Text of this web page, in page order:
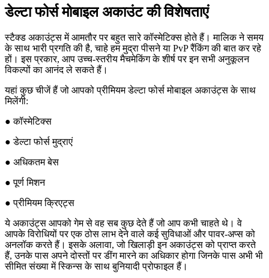
डेल्टा फोर्स मोबाइल अकाउंट की विशेषताएं
स्टैक्ड अकाउंट्स में आमतौर पर बहुत सारे कॉस्मेटिक्स होते हैं। मालिक ने समय
के साथ भारी प्रगति की है, चाहे हम मुद्रा पीसने या PvP रैंकिंग की बात कर रहे
हों। इस प्रकार, आप उच्च-स्तरीय मैचमेकिंग के शीर्ष पर इन सभी अनुकूलन
विकल्पों का आनंद ले सकते हैं।
यहां कुछ चीजें हैं जो आपको प्रीमियम डेल्टा फोर्स मोबाइल अकाउंट्स के साथ
मिलेंगी:
● कॉस्मेटिक्स
● डेल्टा फोर्स मुद्राएं
● अधिकतम बेस
● पूर्ण मिशन
● प्रीमियम क्रिएट्स
ये अकाउंट्स आपको गेम से वह सब कुछ देते हैं जो आप कभी चाहते थे। वे
आपके विरोधियों पर एक ठोस लाभ देने वाले कई सुविधाओं और पावर-अप्स को
अनलॉक करते हैं। इसके अलावा, जो खिलाड़ी इन अकाउंट्स को प्राप्त करते
हैं, उनके पास अपने दोस्तों पर डींग मारने का अधिकार होगा जिनके पास अभी भी
सीमित संख्या में स्किन्स के साथ बुनियादी प्रोफाइल हैं।